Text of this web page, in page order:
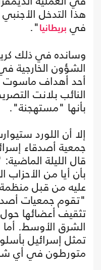
هذا التدخل
في بريطانيا ".
وسانده في ذلك
الشؤون الخارجية
أحد أهداف
النائب بلانت
بأنها "مستهجنة".
إلا أن اللورد
جمعية أصدقاء
قال الليلة
بأن أيا من الأحزاب
عليه من قبل
"تقوم جمعيات
تثقيف أعضائها
الشرق الأوسط. أما
تمثل إسرائيل
متورطون في أي